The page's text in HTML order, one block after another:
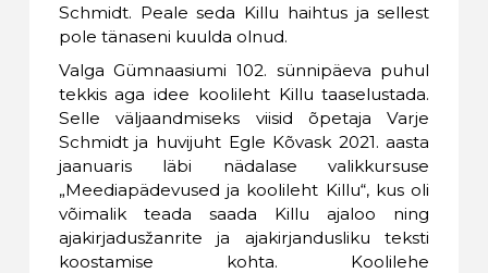
Schmidt. Peale seda Killu haihtus ja sellest
pole tänaseni kuulda olnud.
Valga Gümnaasiumi 102. sünnipäeva puhul
tekkis aga idee koolileht Killu taaselustada.
Selle väljaandmiseks viisid õpetaja Varje
Schmidt ja huvijuht Egle Kõvask 2021. aasta
jaanuaris läbi nädalase valikkursuse
„Meediapädevused ja koolileht Killu“, kus oli
võimalik teada saada Killu ajaloo ning
ajakirjadusžanrite ja ajakirjandusliku teksti
koostamise kohta. Koolilehe